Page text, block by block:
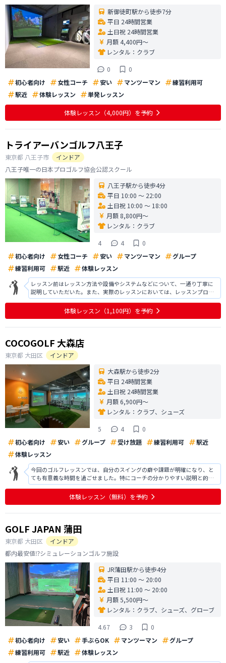
新御徒町駅から徒歩7分
平日 24時間営業
土日祝 24時間営業
月額 4,400円〜
レンタル： クラブ
0
0
初心者向け
女性コーチ 安い マンツーマン
練習利用可
駅近
体験レッスン 単発レッスン
体験レッスン （4,000円） を予約
トライアーバンゴルフ八王子
東京都 八王子市
インドア
八王子唯一の日本プロゴルフ協会公認スクール
八王子駅から徒歩4分
平日 10:00 〜 22:00
土日祝 10:00 〜 18:00
月額 8,800円〜
レンタル： クラブ
4
4
0
初心者向け
女性コーチ 安い マンツーマン
グループ
練習利用可
駅近 体験レッスン
レッスン前はレッスン方法や設備やシステムなどについて、一通り丁寧に
説明していただいた。また、実際のレッスンにおいては、レッスンプロの
人がわかりやすい説明をしてくれた。はじめに教わりたいことを聞いてい
ただき、アイアンの打ち方を質問したところ、シンプルかつ要点を話して
くださった。質問もしやすく、雰囲気が
体験レッスン （1,100円） を予約
COCOGOLF 大森店
東京都 大田区
インドア
大森駅から徒歩2分
平日 24時間営業
土日祝 24時間営業
月額 6,900円〜
レンタル： クラブ、シューズ
5
4
0
初心者向け
安い グループ 受け放題 練習利用可
駅近
体験レッスン
今回のゴルフレッスンでは、自分のスイングの癖や課題が明確になり、と
ても有意義な時間を過ごせました。特にコーチの分かりやすい説明と的確
なアドバイスのおかげで、フォームの改善点をすぐに理解することができ
ました。実際に打球の安定感も増し、自信にもつながっています。今後も
定期的にレッスンを受けて、さ
体験レッスン （無料） を予約
GOLF JAPAN 蒲田
東京都 大田区
インドア
都内最安値⁉️シミュレーションゴルフ施設
JR蒲田駅から徒歩4分
平日 11:00 〜 20:00
土日祝 11:00 〜 20:00
月額 5,500円〜
レンタル： クラブ、シューズ、グローブ
4.67
3
0
初心者向け
安い 手ぶらOK マンツーマン
グループ
練習利用可
駅近 体験レッスン